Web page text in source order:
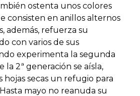
ostenta unos colores
consisten en anillos alternos
además, refuerza su
con varios de sus
experimenta la segunda
la 2ª generación se aísla,
hojas secas un refugio para
mayo no reanuda su